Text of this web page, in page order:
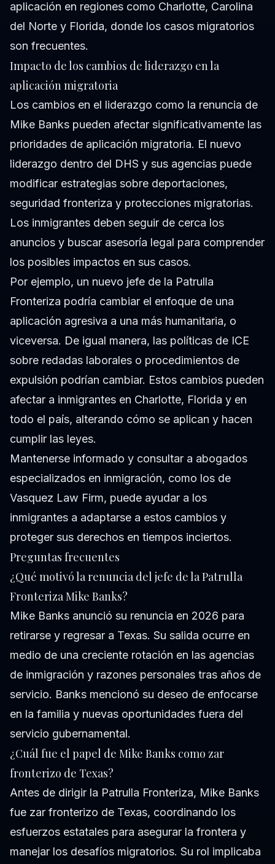
aplicación en regiones como Charlotte, Carolina
del Norte y Florida, donde los casos migratorios
son frecuentes.
Impacto de los cambios de liderazgo en la
aplicación migratoria
Los cambios en el liderazgo como la renuncia de
Mike Banks pueden afectar significativamente las
prioridades de aplicación migratoria. El nuevo
liderazgo dentro del DHS y sus agencias puede
modificar estrategias sobre deportaciones,
seguridad fronteriza y protecciones migratorias.
Los inmigrantes deben seguir de cerca los
anuncios y buscar asesoría legal para comprender
los posibles impactos en sus casos.
Por ejemplo, un nuevo jefe de la Patrulla
Fronteriza podría cambiar el enfoque de una
aplicación agresiva a una más humanitaria, o
viceversa. De igual manera, las políticas de ICE
sobre redadas laborales o procedimientos de
expulsión podrían cambiar. Estos cambios pueden
afectar a inmigrantes en Charlotte, Florida y en
todo el país, alterando cómo se aplican y hacen
cumplir las leyes.
Mantenerse informado y consultar a abogados
especializados en inmigración, como los de
Vasquez Law Firm, puede ayudar a los
inmigrantes a adaptarse a estos cambios y
proteger sus derechos en tiempos inciertos.
Preguntas frecuentes
¿Qué motivó la renuncia del jefe de la Patrulla
Fronteriza Mike Banks?
Mike Banks anunció su renuncia en 2026 para
retirarse y regresar a Texas. Su salida ocurre en
medio de una creciente rotación en las agencias
de inmigración y razones personales tras años de
servicio. Banks mencionó su deseo de enfocarse
en la familia y nuevas oportunidades fuera del
servicio gubernamental.
¿Cuál fue el papel de Mike Banks como zar
fronterizo de Texas?
Antes de dirigir la Patrulla Fronteriza, Mike Banks
fue zar fronterizo de Texas, coordinando los
esfuerzos estatales para asegurar la frontera y
manejar los desafíos migratorios. Su rol implicaba